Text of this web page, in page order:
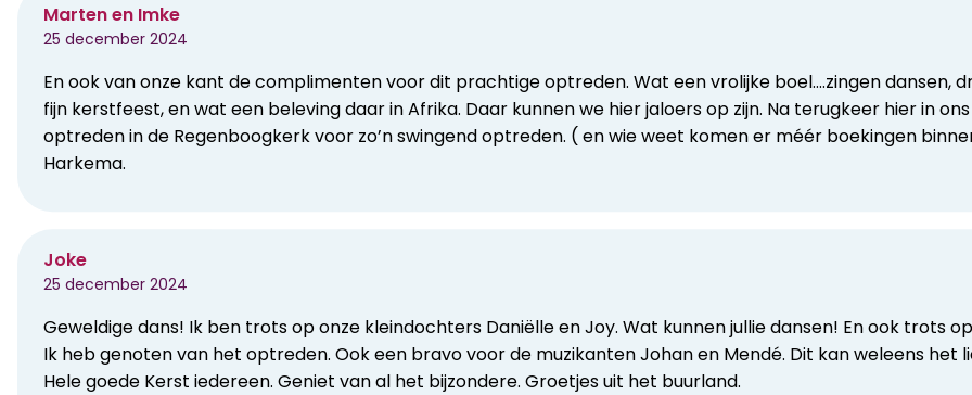
Marten en Imke
25 december 2024
En ook van onze kant de complimenten voor dit prachtige optreden. Wat een vrolijke boel….zingen dansen,
fijn kerstfeest, en wat een beleving daar in Afrika. Daar kunnen we hier jaloers op zijn. Na terugkeer hier in
optreden in de Regenboogkerk voor zo’n swingend optreden. ( en wie weet komen er méér boekingen
Harkema.
Joke
25 december 2024
Geweldige dans! Ik ben trots op onze kleindochters Daniëlle en Joy. Wat kunnen jullie dansen! En ook trots
Ik heb genoten van het optreden. Ook een bravo voor de muzikanten Johan en Mendé. Dit kan weleens het
Hele goede Kerst iedereen. Geniet van al het bijzondere. Groetjes uit het buurland.